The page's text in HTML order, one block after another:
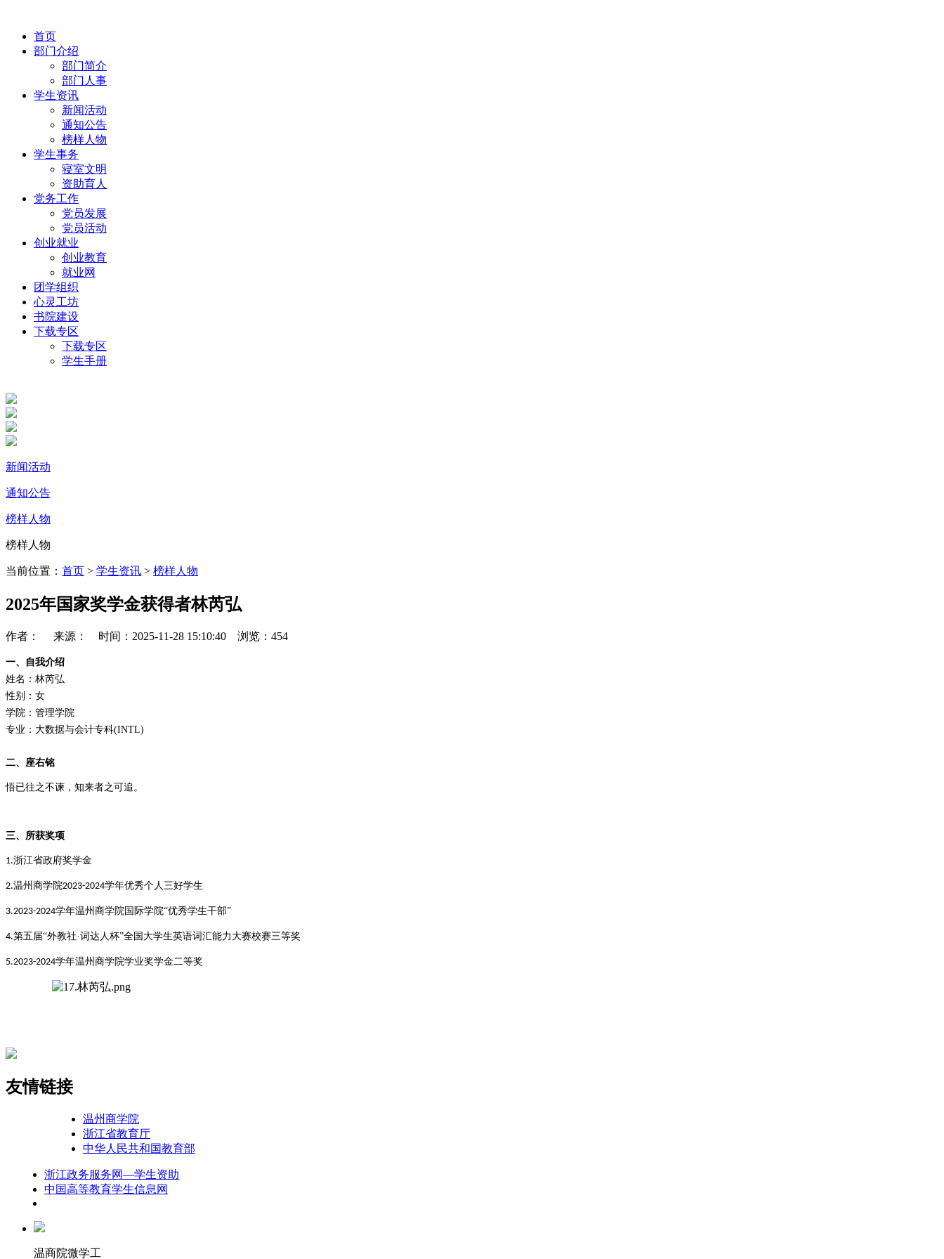
首页
部门介绍
部门简介
部门人事
学生资讯
新闻活动
通知公告
榜样人物
学生事务
寝室文明
资助育人
党务工作
党员发展
党员活动
创业就业
创业教育
就业网
团学组织
心灵工坊
书院建设
下载专区
下载专区
学生手册
新闻活动
通知公告
榜样人物
榜样人物
当前位置： 首页 > 学生资讯 > 榜样人物
2025年国家奖学金获得者林芮弘
作者： 来源： 时间：2025-11-28 15:10:40 浏览： 454
一、
自我介绍
姓名：林芮弘
性别：女
学院：管理学院
专业：大数据与会计专科(INTL)
二、 座右铭
悟已往之不谏，知来者之可追。
三、 所获奖项
1.浙江省政府奖学金
2.温州商学院2023-2024学年优秀个人三好学生
3.2023-2024学年温州商学院国际学院“优秀学生干部”
4.第五届“外教社·词达人杯”全国大学生英语词汇能力大赛校赛三等奖
5.2023-2024学年温州商学院学业奖学金二等奖
友情链接
温州商学院
浙江省教育厅
中华人民共和国教育部
浙江政务服务网—学生资助
中国高等教育学生信息网
温商院微学工